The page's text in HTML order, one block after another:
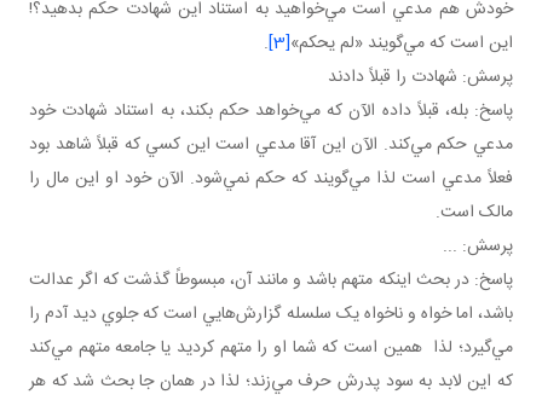
خودش هم مدعي است مي‌خواهيد به استناد اين شهادت حکم بدهيد؟!
اين است که مي‌گويند «لم يحکم»[3]
.
پرسش: شهادت را قبلاً دادند
پاسخ: بله، قبلاً داده الآن که مي‌خواهد حکم بکند، به استناد شهادت خود
مدعي حکم مي‌کند. الآن اين آقا مدعي است اين کسي که قبلاً شاهد بود
فعلاً مدعي است لذا مي‌گويند که حکم نمي‌شود. الآن خود او اين مال را
مالک است.
پرسش: ...
پاسخ: در بحث اينکه متهم باشد و مانند آن، مبسوطاً گذشت که اگر عدالت
باشد، اما خواه و ناخواه يک سلسله گزارش‌هايي است که جلوي ديد آدم را
مي‌گيرد؛ لذا همين است که شما او را متهم کرديد يا جامعه متهم مي‌کند
که اين لابد به سود پدرش حرف مي‌زند؛ لذا در همان جا بحث شد که هر